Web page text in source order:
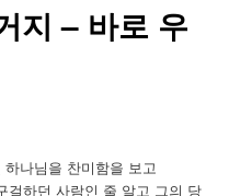
지 – 바로 우
나님을 찬미함을 보고
걸하던 사람인 줄 알고 그의 당